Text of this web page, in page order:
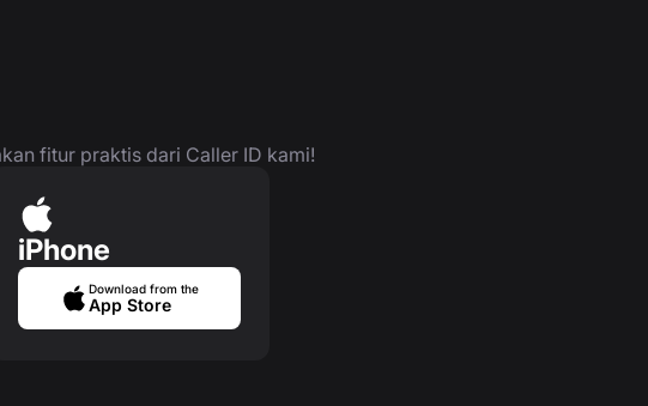
fitur praktis dari Caller ID kami!
iPhone
Download from the
App Store